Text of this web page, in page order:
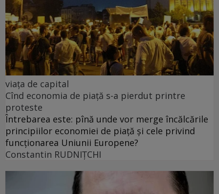
viața de capital
Cînd economia de piață s-a pierdut printre
proteste
Întrebarea este: pînă unde vor merge încălcările
principiilor economiei de piață și cele privind
funcționarea Uniunii Europene?
Constantin RUDNIŢCHI